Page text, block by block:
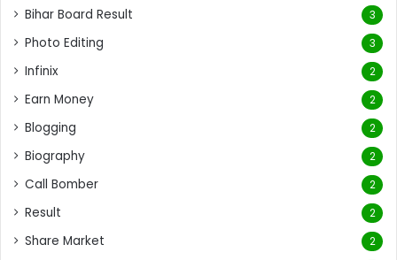
Bihar Board Result 3
Photo Editing 3
Infinix 2
Earn Money 2
Blogging 2
Biography 2
Call Bomber 2
Result 2
Share Market 2